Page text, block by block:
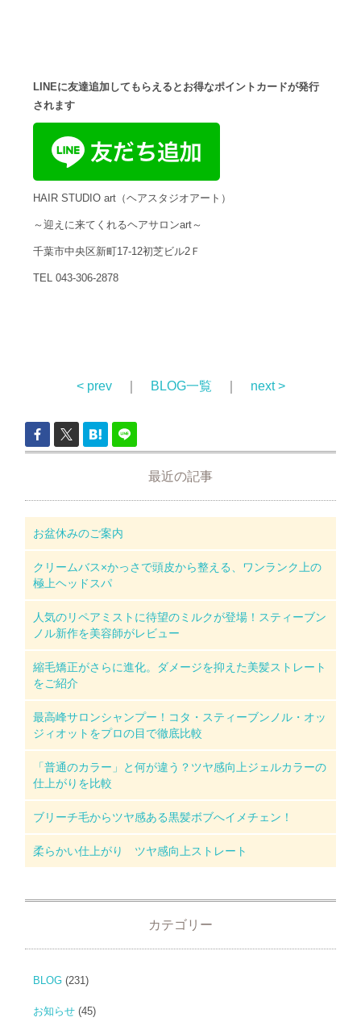
LINEに友達追加してもらえるとお得なポイントカードが発行
されます
HAIR STUDIO art（ヘアスタジオアート）
～迎えに来てくれるヘアサロンart～
千葉市中央区新町17-12初芝ビル2Ｆ
TEL 043-306-2878
< prev｜ BLOG一覧 next >
最近の記事
お盆休みのご案内
クリームバス×かっさで頭皮から整える、ワンランク上の
極上ヘッドスパ
人気のリペアミストに待望のミルクが登場！スティーブン
ノル新作を美容師がレビュー
縮毛矯正がさらに進化。ダメージを抑えた美髪ストレート
をご紹介
最高峰サロンシャンプー！コタ・スティーブンノル・オッ
ジィオットをプロの目で徹底比較
「普通のカラー」と何が違う？ツヤ感向上ジェルカラーの
仕上がりを比較
ブリーチ毛からツヤ感ある黒髪ボブへイメチェン！
柔らかい仕上がり ツヤ感向上ストレート
カテゴリー
BLOG (231)
お知らせ (45)